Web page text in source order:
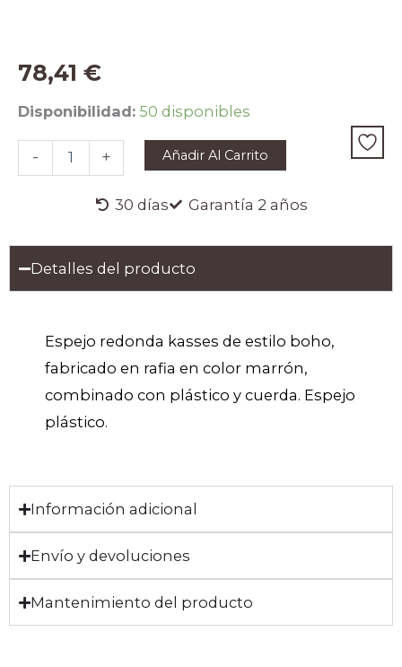
78,41 €
Disponibilidad: 50 disponibles
-
ESPEJO
KASSES
cantidad
+ Añadir Al Carrito
30 días Garantía 2 años
Detalles del producto
Espejo redonda kasses de estilo boho,
fabricado en rafia en color marrón,
combinado con plástico y cuerda. Espejo
plástico.
Información adicional
Envío y devoluciones
Mantenimiento del producto